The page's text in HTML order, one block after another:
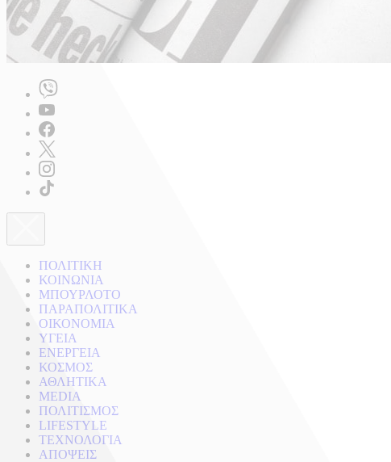
ΠΟΛΙΤΙΚΗ
ΚΟΙΝΩΝΙΑ
ΜΠΟΥΡΛΟΤΟ
ΠΑΡΑΠΟΛΙΤΙΚΑ
ΟΙΚΟΝΟΜΙΑ
ΥΓΕΙΑ
ΕΝΕΡΓΕΙΑ
ΚΟΣΜΟΣ
ΑΘΛΗΤΙΚΑ
MEDIA
ΠΟΛΙΤΙΣΜΟΣ
LIFESTYLE
ΤΕΧΝΟΛΟΓΙΑ
ΑΠΟΨΕΙΣ